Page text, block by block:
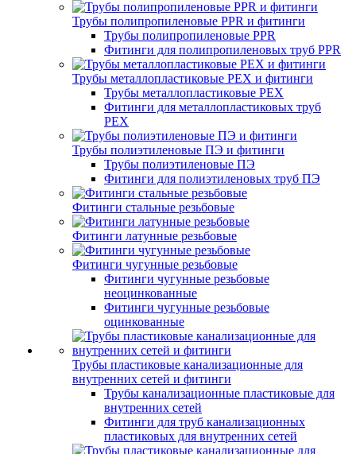
Трубы полипропиленовые PPR и фитинги
Трубы полипропиленовые PPR
Фитинги для полипропиленовых труб PPR
Трубы металлопластиковые PEX и фитинги
Трубы металлопластиковые PEX
Фитинги для металлопластиковых труб
PEX
Трубы полиэтиленовые ПЭ и фитинги
Трубы полиэтиленовые ПЭ
Фитинги для полиэтиленовых труб ПЭ
Фитинги стальные резьбовые
Фитинги латунные резьбовые
Фитинги чугунные резьбовые
Фитинги чугунные резьбовые
неоцинкованные
Фитинги чугунные резьбовые
оцинкованные
Трубы пластиковые канализационные для
внутренних сетей и фитинги
Трубы канализационные пластиковые для
внутренних сетей
Фитинги для труб канализационных
пластиковых для внутренних сетей